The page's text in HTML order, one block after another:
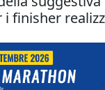
finisher